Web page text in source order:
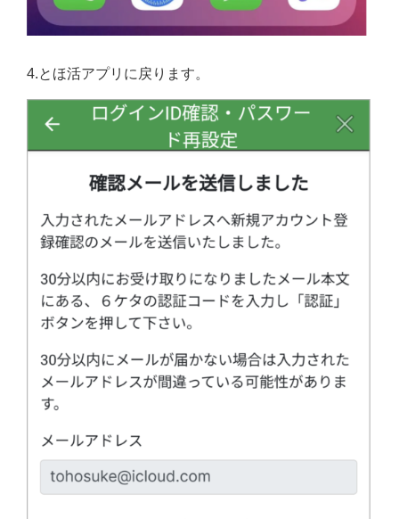
4.とほ活アプリに戻ります。